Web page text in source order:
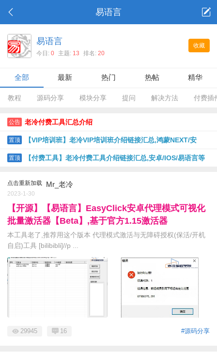
易语言
收藏
易语言
今日: 0 主题: 13 排名: 20
全部 最新 热门 热帖 精华
教程 源码分享 模块分享 提问 解决方法 付费插
公告 老冷付费工具汇总介绍
置顶 【VIP培训班】老冷VIP培训班介绍链接汇总,鸿蒙NEXT/安
卓/IOS USB版/IOS脱机版/PHP等
置顶 【付费工具】老冷付费工具介绍链接汇总,安卓/IOS/易语言等
点击重新加载 Mr_老冷
2023-1-30
【开源】【易语言】EasyClick安卓代理模式可视化
批量激活器【Beta】,基于官方1.15激活器
本工具老了,推荐用这个版本 代理模式激活与无障碍授权(保活/开机
自启)工具 [bilibibli]//p ...
#源码分享
29945 16